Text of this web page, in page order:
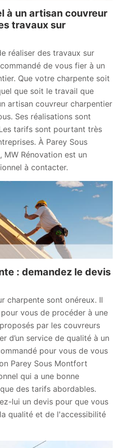
à un artisan couvreur
travaux sur
réaliser des travaux sur
de vous fier à un
Que votre charpente soit
que soit le travail que
artisan couvreur charpentier
Ses réalisations sont
tarifs sont pourtant très
À Parey Sous
Rénovation est un
à contacter.
: demandez le devis
charpente sont onéreux. Il
vous de procéder à une
par les couvreurs
d’un service de qualité à un
pour vous de vous
Parey Sous Montfort
qui a une bonne
des tarifs abordables.
lui un devis pour que vous
qualité et de l'accessibilité